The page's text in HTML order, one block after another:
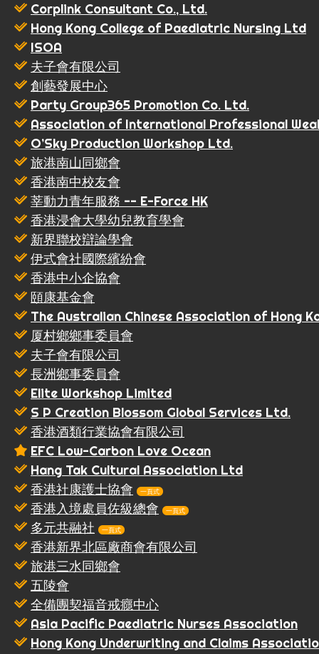
Corplink Consultant Co., Ltd.
Hong Kong College of Paediatric Nursing Ltd
ISOA
夫子會有限公司
創藝發展中心
Party Group365 Promotion Co. Ltd.
Association of International Professional
O’Sky Production Workshop Ltd.
旅港南山同鄉會
香港南中校友會
莘動力青年服務 -- E-Force HK
香港浸會大學幼兒教育學會
新界聯校辯論學會
伊式會社國際繽紛會
香港中小企協會
頤康基金會
The Australian Chinese Association of Hong
厦村鄉鄉事委員會
夫子會有限公司
長洲鄉事委員會
Elite Workshop Limited
S P Creation Blossom Global Services Ltd.
香港酒類行業協會有限公司
EFC Low-Carbon Love Ocean
Hang Tak Cultural Association Ltd
香港社康護士協會
一頁式
香港入境處員佐級總會 一頁式
多元共融社 一頁式
香港新界北區廠商會有限公司
旅港三水同鄉會
五陵會
全備團契福音戒癮中心
Asia Pacific Paediatric Nurses Association
Hong Kong Underwriting and Claims